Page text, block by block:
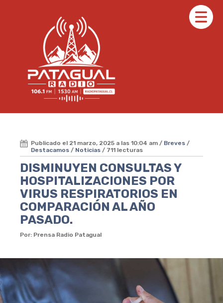
Publicado el 21 marzo, 2025 a las 10:04 am / Breves /
Destacamos / Noticias / 711 lecturas
DISMINUYEN CONSULTAS Y
HOSPITALIZACIONES POR
VIRUS RESPIRATORIOS EN
COMPARACIÓN AL AÑO
PASADO.
Por: Prensa Radio Patagual